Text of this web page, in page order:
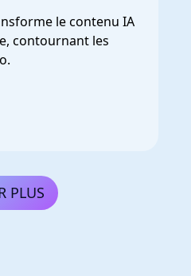
le contenu IA
contournant les
PLUS